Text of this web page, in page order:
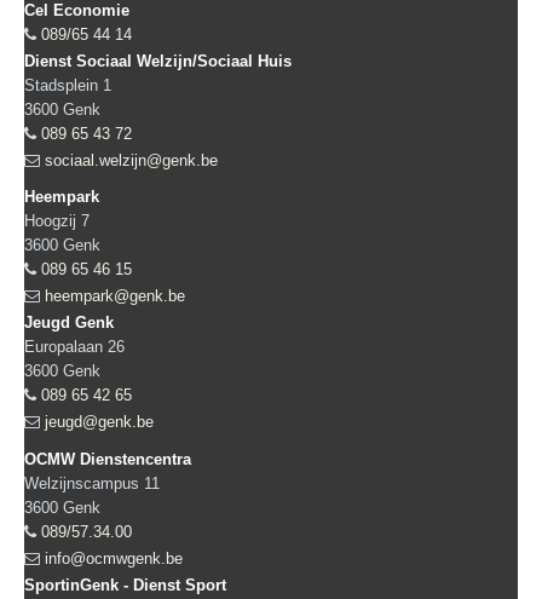
Cel Economie
089/65 44 14
Dienst Sociaal Welzijn/Sociaal Huis
Stadsplein 1
3600 Genk
089 65 43 72
sociaal.welzijn@genk.be
Heempark
Hoogzij 7
3600 Genk
089 65 46 15
heempark@genk.be
Jeugd Genk
Europalaan 26
3600 Genk
089 65 42 65
jeugd@genk.be
OCMW Dienstencentra
Welzijnscampus 11
3600 Genk
089/57.34.00
info@ocmwgenk.be
SportinGenk - Dienst Sport